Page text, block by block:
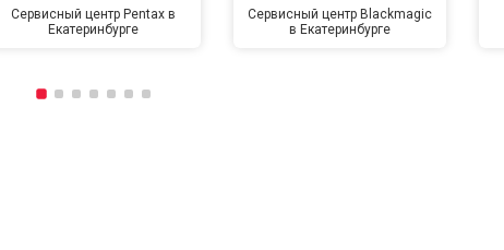
Сервисный центр Pentax в
Екатеринбурге
Сервисный центр Blackmagic
в Екатеринбурге